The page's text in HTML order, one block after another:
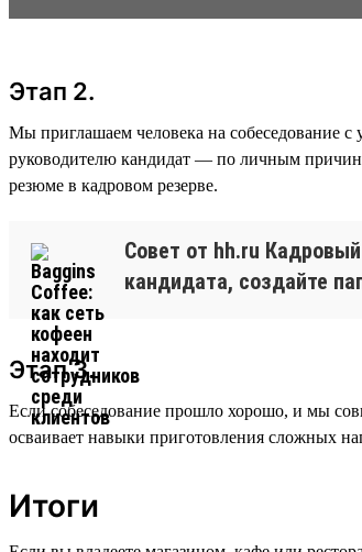
Этап 2.
Мы приглашаем человека на собеседование с
руководителю кандидат — по личным
резюме в кадровом резерве.
Совет от hh.ru
кандидата, создайте
Этап 3.
Если собеседование прошло хорошо, и мы
осваивает навыки приготовления сложных
Итоги